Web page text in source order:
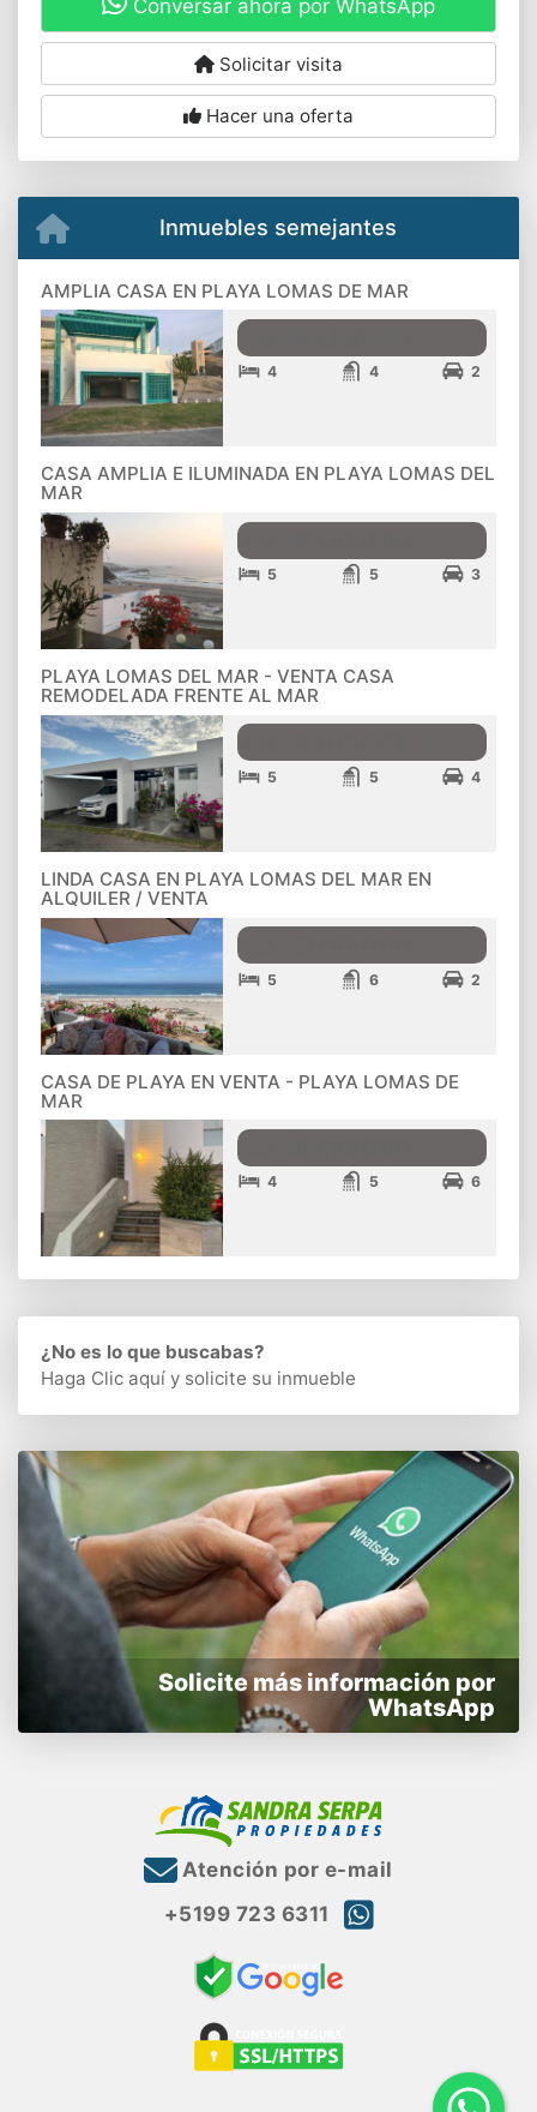
Conversar ahora por WhatsApp
Solicitar visita
Hacer una oferta
Inmuebles semejantes
AMPLIA CASA EN PLAYA LOMAS DE MAR
4 4 2
CASA AMPLIA E ILUMINADA EN PLAYA LOMAS DEL
MAR
5 5 3
PLAYA LOMAS DEL MAR - VENTA CASA
REMODELADA FRENTE AL MAR
5 5 4
LINDA CASA EN PLAYA LOMAS DEL MAR EN
ALQUILER / VENTA
5 6 2
CASA DE PLAYA EN VENTA - PLAYA LOMAS DE
MAR
4 5 6
¿No es lo que buscabas?
Haga Clic aquí y solicite su inmueble
Solicite más información por
WhatsApp
Atención por e-mail
+5199 723 6311